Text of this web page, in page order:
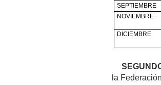
SEPTIEMBRE
NOVIEMBRE
DICIEMBRE
la